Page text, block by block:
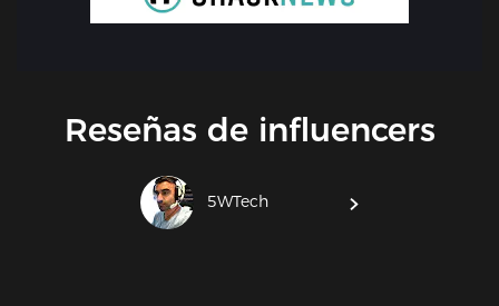
Reseñas de influencers
5WTech